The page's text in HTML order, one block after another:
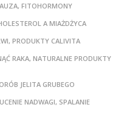
FITOHORMONY
A MIAŻDŻYCA
PRODUKTY CALIVITA
RAKA, NATURALNE PRODUKTY
JELITA GRUBEGO
NADWAGI, SPALANIE